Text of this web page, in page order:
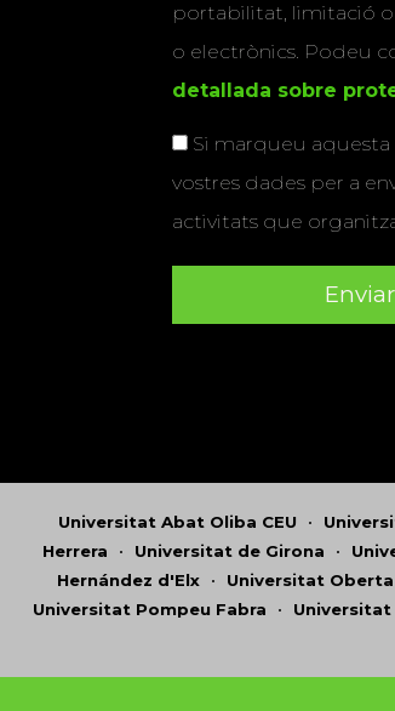
portabilitat, limitació
o electrònics. Podeu
detallada sobre
Si marqueu
vostres dades per a
activitats que organitza
Universitat Abat Oliba CEU •
Herrera • Universitat de Girona •
Hernández d'Elx • Universitat
Universitat Pompeu Fabra • Universitat